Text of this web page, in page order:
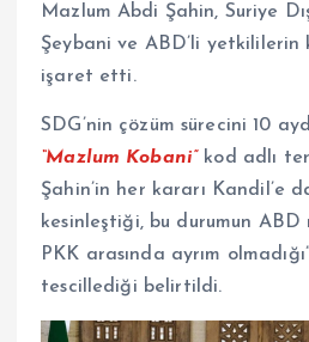
Mazlum Abdi Şahin, Suriye
Şeybani ve ABD’li yetkililerin
işaret etti.
SDG’nin çözüm sürecini 10
“Mazlum Kobani”kod adlı
Şahin’in her kararı Kandil’e
kesinleştiği, bu durumun ABD
PKK arasında ayrım
tescillediği belirtildi.